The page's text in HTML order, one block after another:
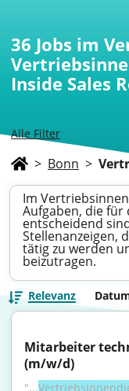
Alle Filter
36 Jobs im
Inside Sales
> Bonn >
Im
Aufgaben, die für
entscheidend
Stellenanzeigen,
tätig zu werden
beizutragen.
Relevanz
Mitarbeiter
(m/w/d)
"...